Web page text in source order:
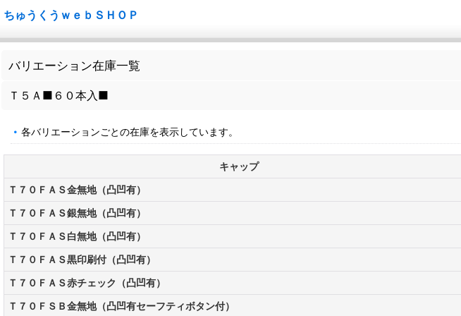
ちゅうくうｗｅｂＳＨＯＰ
バリエーション在庫一覧
Ｔ５Ａ■６０本入■
各バリエーションごとの在庫を表示しています。
キャップ
Ｔ７０ＦＡＳ金無地（凸凹有）
Ｔ７０ＦＡＳ銀無地（凸凹有）
Ｔ７０ＦＡＳ白無地（凸凹有）
Ｔ７０ＦＡＳ黒印刷付（凸凹有）
Ｔ７０ＦＡＳ赤チェック（凸凹有）
Ｔ７０ＦＳＢ金無地（凸凹有セーフティボタン付）